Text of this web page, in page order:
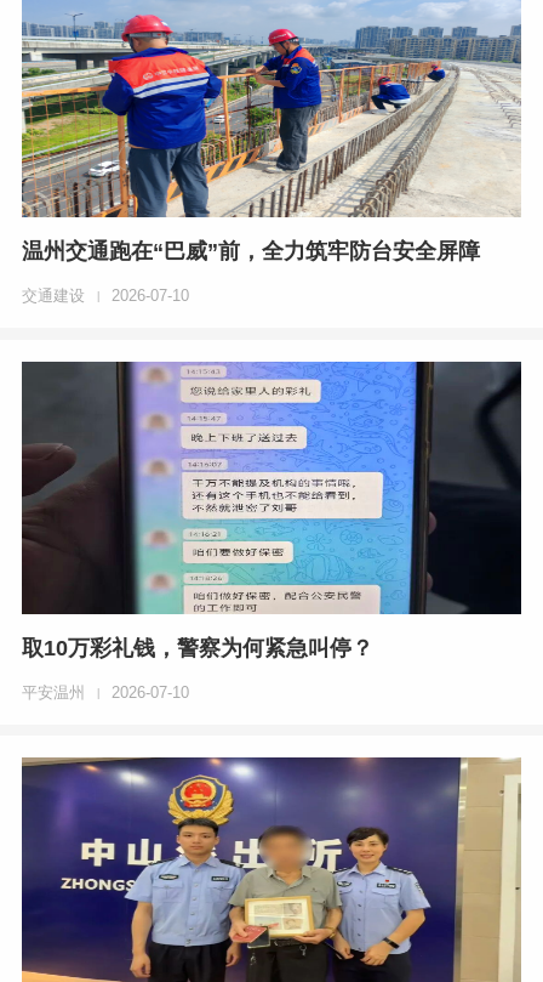
温州交通跑在“巴威”前，全力筑牢防台安全屏障
交通建设 | 2026-07-10
取10万彩礼钱，警察为何紧急叫停？
平安温州 | 2026-07-10